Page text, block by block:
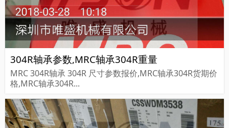
304R轴承参数,MRC轴承304R重量
MRC 304R轴承 304R 尺寸参数报价,MRC轴承304R货期价
格,MRC轴承304R...